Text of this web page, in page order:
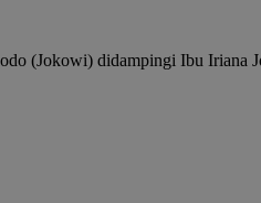
(Jokowi) didampingi Ibu